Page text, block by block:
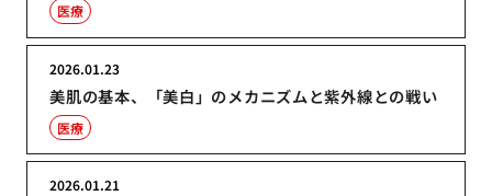
医療
美肌の基本、「美白」のメカニズムと紫外線との戦い
2026.01.23
医療
2026.01.21